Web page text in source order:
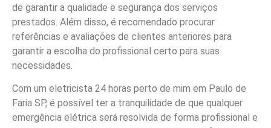
de garantir a qualidade e segurança dos serviços
prestados. Além disso, é recomendado procurar
referências e avaliações de clientes anteriores para
garantir a escolha do profissional certo para suas
necessidades.
Com um eletricista 24 horas perto de mim em Paulo de
Faria SP, é possível ter a tranquilidade de que qualquer
emergência elétrica será resolvida de forma profissional e